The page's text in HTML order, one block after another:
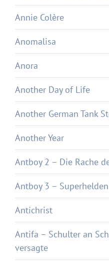
Annie Colère
Anomalisa
Anora
Another Day of Life
Another German Tank
Another Year
Antboy 2 – Die Rache
Antboy 3 –
Antichrist
Antifa – Schulter an
versagte